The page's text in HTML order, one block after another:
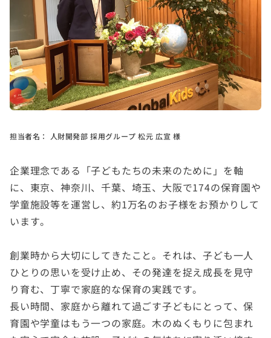
担当者名： 人財開発部 採用グループ 松元 広宣 様
企業理念である「子どもたちの未来のために」を軸
に、東京、神奈川、千葉、埼玉、大阪で174の保育園や
学童施設等を運営し、約1万名のお子様をお預かりして
います。
創業時から大切にしてきたこと。それは、子ども一人
ひとりの思いを受け止め、その発達を捉え成長を見守
り育む、丁寧で家庭的な保育の実践です。
長い時間、家庭から離れて過ごす子どもにとって、保
育園や学童はもう一つの家庭。木のぬくもりに包まれ